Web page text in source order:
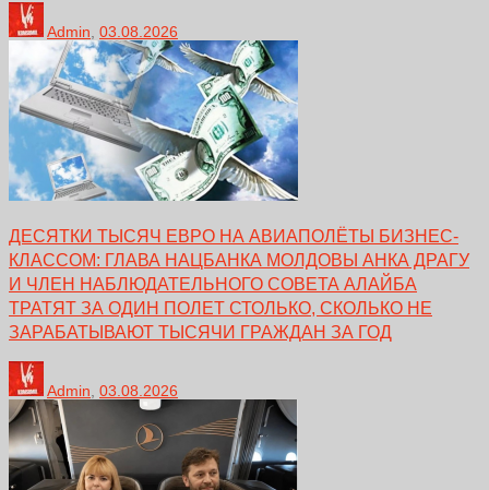
Admin, 03.08.2026
ДЕСЯТКИ ТЫСЯЧ ЕВРО НА АВИАПОЛЁТЫ БИЗНЕС-
КЛАССОМ: ГЛАВА НАЦБАНКА МОЛДОВЫ АНКА ДРАГУ
И ЧЛЕН НАБЛЮДАТЕЛЬНОГО СОВЕТА АЛАЙБА
ТРАТЯТ ЗА ОДИН ПОЛЕТ СТОЛЬКО, СКОЛЬКО НЕ
ЗАРАБАТЫВАЮТ ТЫСЯЧИ ГРАЖДАН ЗА ГОД
Admin 03.08.2026